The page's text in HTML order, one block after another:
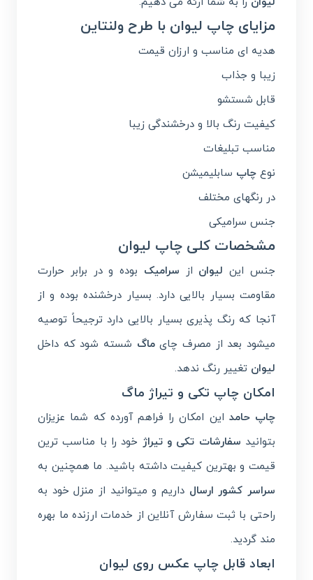
مزایای چاپ لیوان با طرح ولنتاین
هدیه ای مناسب و ارزان قیمت
زیبا و جذاب
قابل شستشو
کیفیت رنگ بالا و درخشندگی زیبا
مناسب تبلیغات
نوعچاپ سابلیمیشن
در رنگهای مختلف
جنس سرامیکی
مشخصات کلی چاپ لیوان
جنس این لیوان از سرامیک بوده و در برابر حرارت
مقاومت بسیار بالایی دارد. بسیار درخشنده بوده و از
آنجا که رنگ پذیری بسیار بالایی دارد ترجیحاً توصیه
میشود بعد از مصرف چایماگ شسته شود که داخل
لیوان تغییر رنگ ندهد.
امکان چاپ تکی و تیراژ ماگ
چاپ حامد این امکان را فراهم آورده که شما عزیزان
بتوانید سفارشات تکی و تیراژ خود را با مناسب ترین
قیمت و بهترین کیفیت داشته باشید. ما همچنین به
سراسر کشور ارسال داریم و میتوانید از منزل خود به
راحتی با ثبت سفارش آنلاین از خدمات ارزنده ما بهره
مند گردید.
ابعاد قابل چاپ عکس روی لیوان